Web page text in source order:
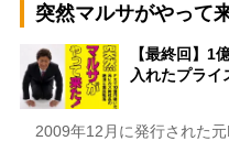
突然マルサがやって
【最終回】1
入れたプラ
2009年12月に発行された